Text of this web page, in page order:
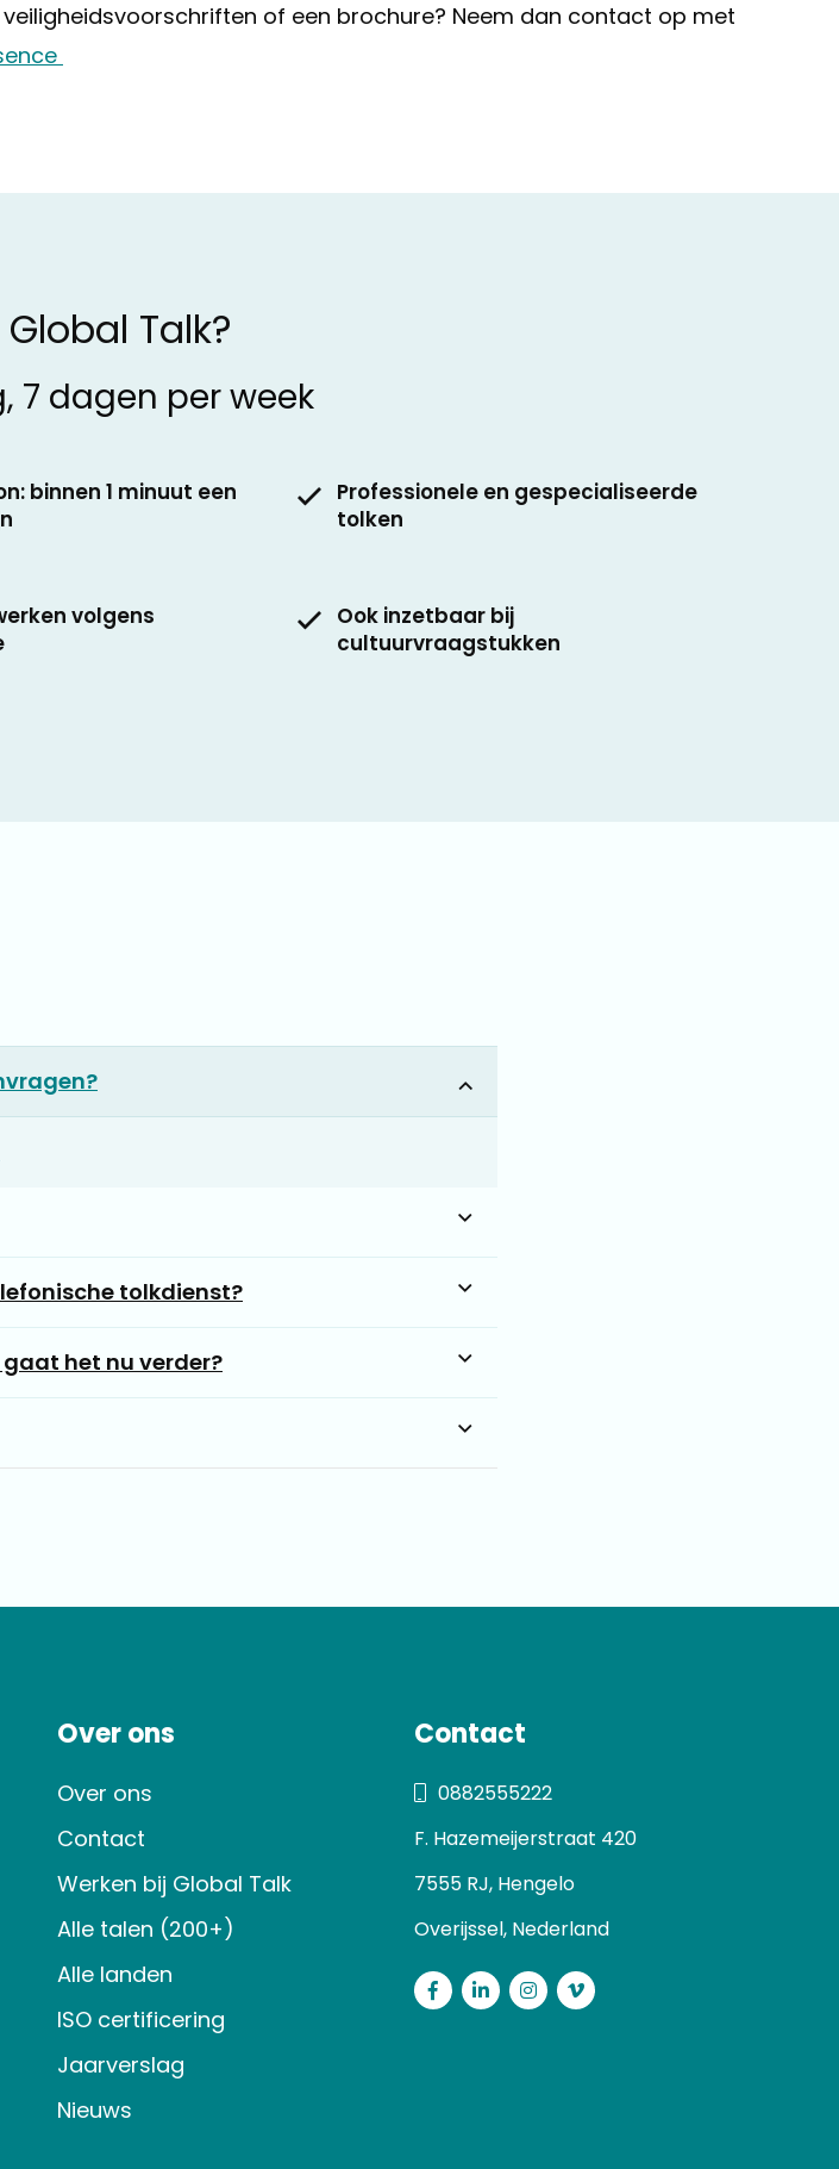
of een brochure? Neem dan contact op met
Talk?
7 dagen per week
binnen 1 minuut een
Professionele en gespecialiseerde
tolken
volgens
Ook inzetbaar bij
cultuurvraagstukken
tolkdienst?
het nu verder?
Over ons
Over ons
Contact
Werken bij Global Talk
Alle talen (200+)
Alle landen
ISO certificering
Jaarverslag
Nieuws
Contact
0882555222
F. Hazemeijerstraat 420
7555 RJ, Hengelo
Overijssel, Nederland
Facebook
LinkedInInstagram
Vimeo